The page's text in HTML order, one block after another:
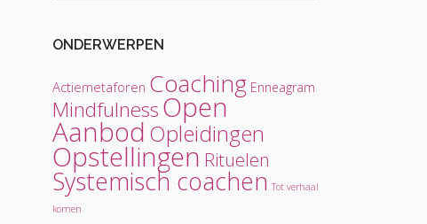
ONDERWERPEN
Actiemetaforen Coaching Enneagram
MindfulnessOpen
Aanbod Opleidingen
Opstellingen Rituelen
Systemisch coachen Tot verhaal
komen